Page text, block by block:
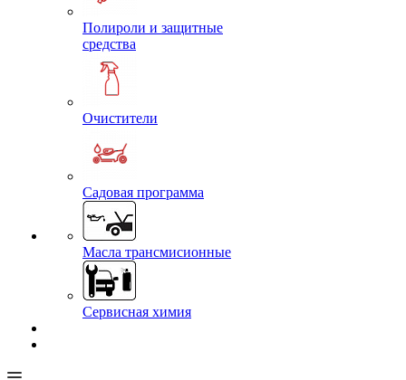
Полироли и защитные
средства
Очистители
Садовая программа
Масла трансмисионные
Сервисная химия